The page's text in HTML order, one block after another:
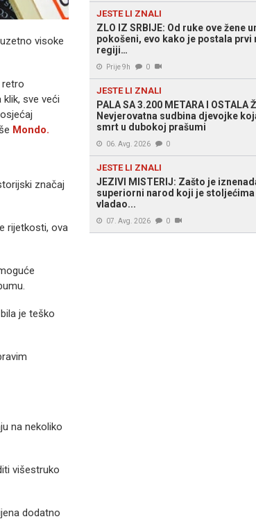
visoke
retro
sve veći
sjećaj
Mondo.
značaj
rijetkosti, ova
je teško
na nekoliko
višestruko
dodatno
JESTE LI ZNALI
ZLO IZ SRBIJE: Od ruke ove žene
pokošeni, evo kako je postala prvi
regiji…
Prije 9h 0
JESTE LI ZNALI
PALA SA 3.200 METARA I OSTALA
Nevjerovatna sudbina djevojke
smrt u dubokoj prašumi
06. Avg. 2026 0
JESTE LI ZNALI
JEZIVI MISTERIJ: Zašto je
superiorni narod koji je stoljećima
vladao...
07. Avg. 2026 0